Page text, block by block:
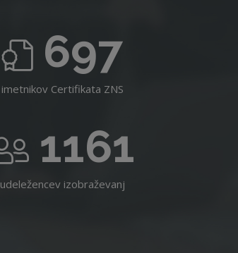
697
imetnikov Certifikata ZNS
1161
udeležencev izobraževanj